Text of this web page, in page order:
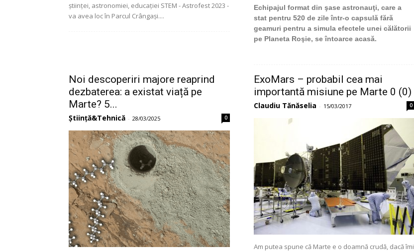
științei, astronomiei, educației STEM - Astrofest 2023 -
va avea loc în Parcul Crângași....
Echipajul format din şase astronauţi, care a
stat pentru 520 de zile într-o capsulă fără
geamuri pentru a simula efectele unei călătorii
pe Planeta Roşie, se întoarce acasă.
Noi descoperiri majore reaprind
dezbaterea: a existat viață pe
Marte? 5...
Știință&Tehnică - 28/03/2025 0
ExoMars – probabil cea mai
importantă misiune pe Marte 0 (0)
Claudiu Tănăselia - 15/03/2017 0
Am putea spune că Marte e o doamnă crudă, dacă îmi